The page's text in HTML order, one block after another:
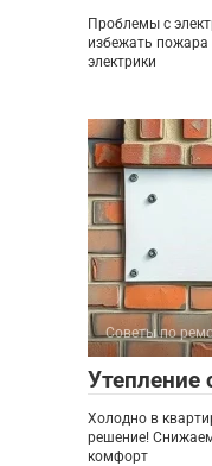
Проблемы с
избежать
электрики
Советы по
Утепление
Холодно в
решение!
комфорт